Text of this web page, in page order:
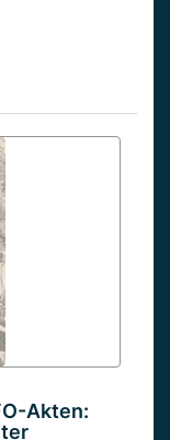
Akten: